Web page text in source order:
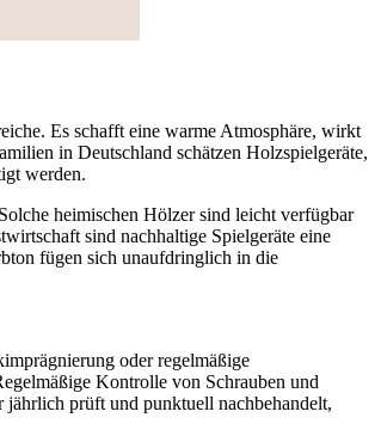
Es schafft eine warme Atmosphäre, wirkt
in Deutschland schätzen Holzspielgeräte,
werden.
heimischen Hölzer sind leicht verfügbar
sind nachhaltige Spielgeräte eine
fügen sich unaufdringlich in die
oder regelmäßige
Kontrolle von Schrauben und
jährlich prüft und punktuell nachbehandelt,